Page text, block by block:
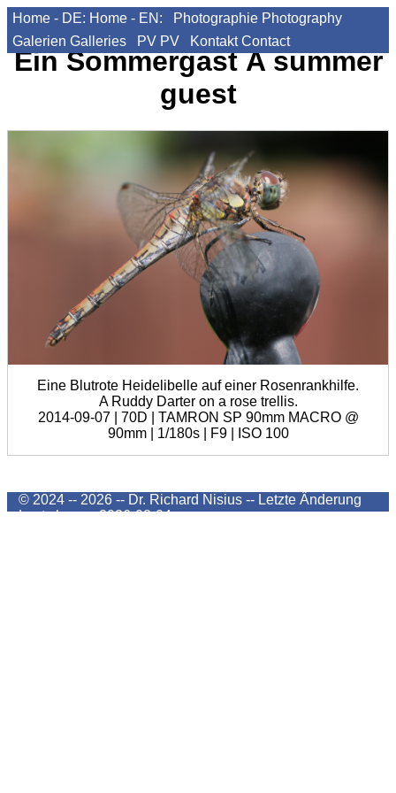
Home - DE: Home - EN: Photographie Photography
Galerien Galleries PV PV Kontakt Contact
Ein SommergastA summer
guest
Eine Blutrote Heidelibelle auf einer Rosenrankhilfe.
A Ruddy Darter on a rose trellis.
2014-09-07 | 70D | TAMRON SP 90mm MACRO @
90mm | 1/180s | F9 | ISO 100
© 2024 -- 2026 -- Dr. Richard Nisius -- Letzte Änderung
Last change2026-08-04